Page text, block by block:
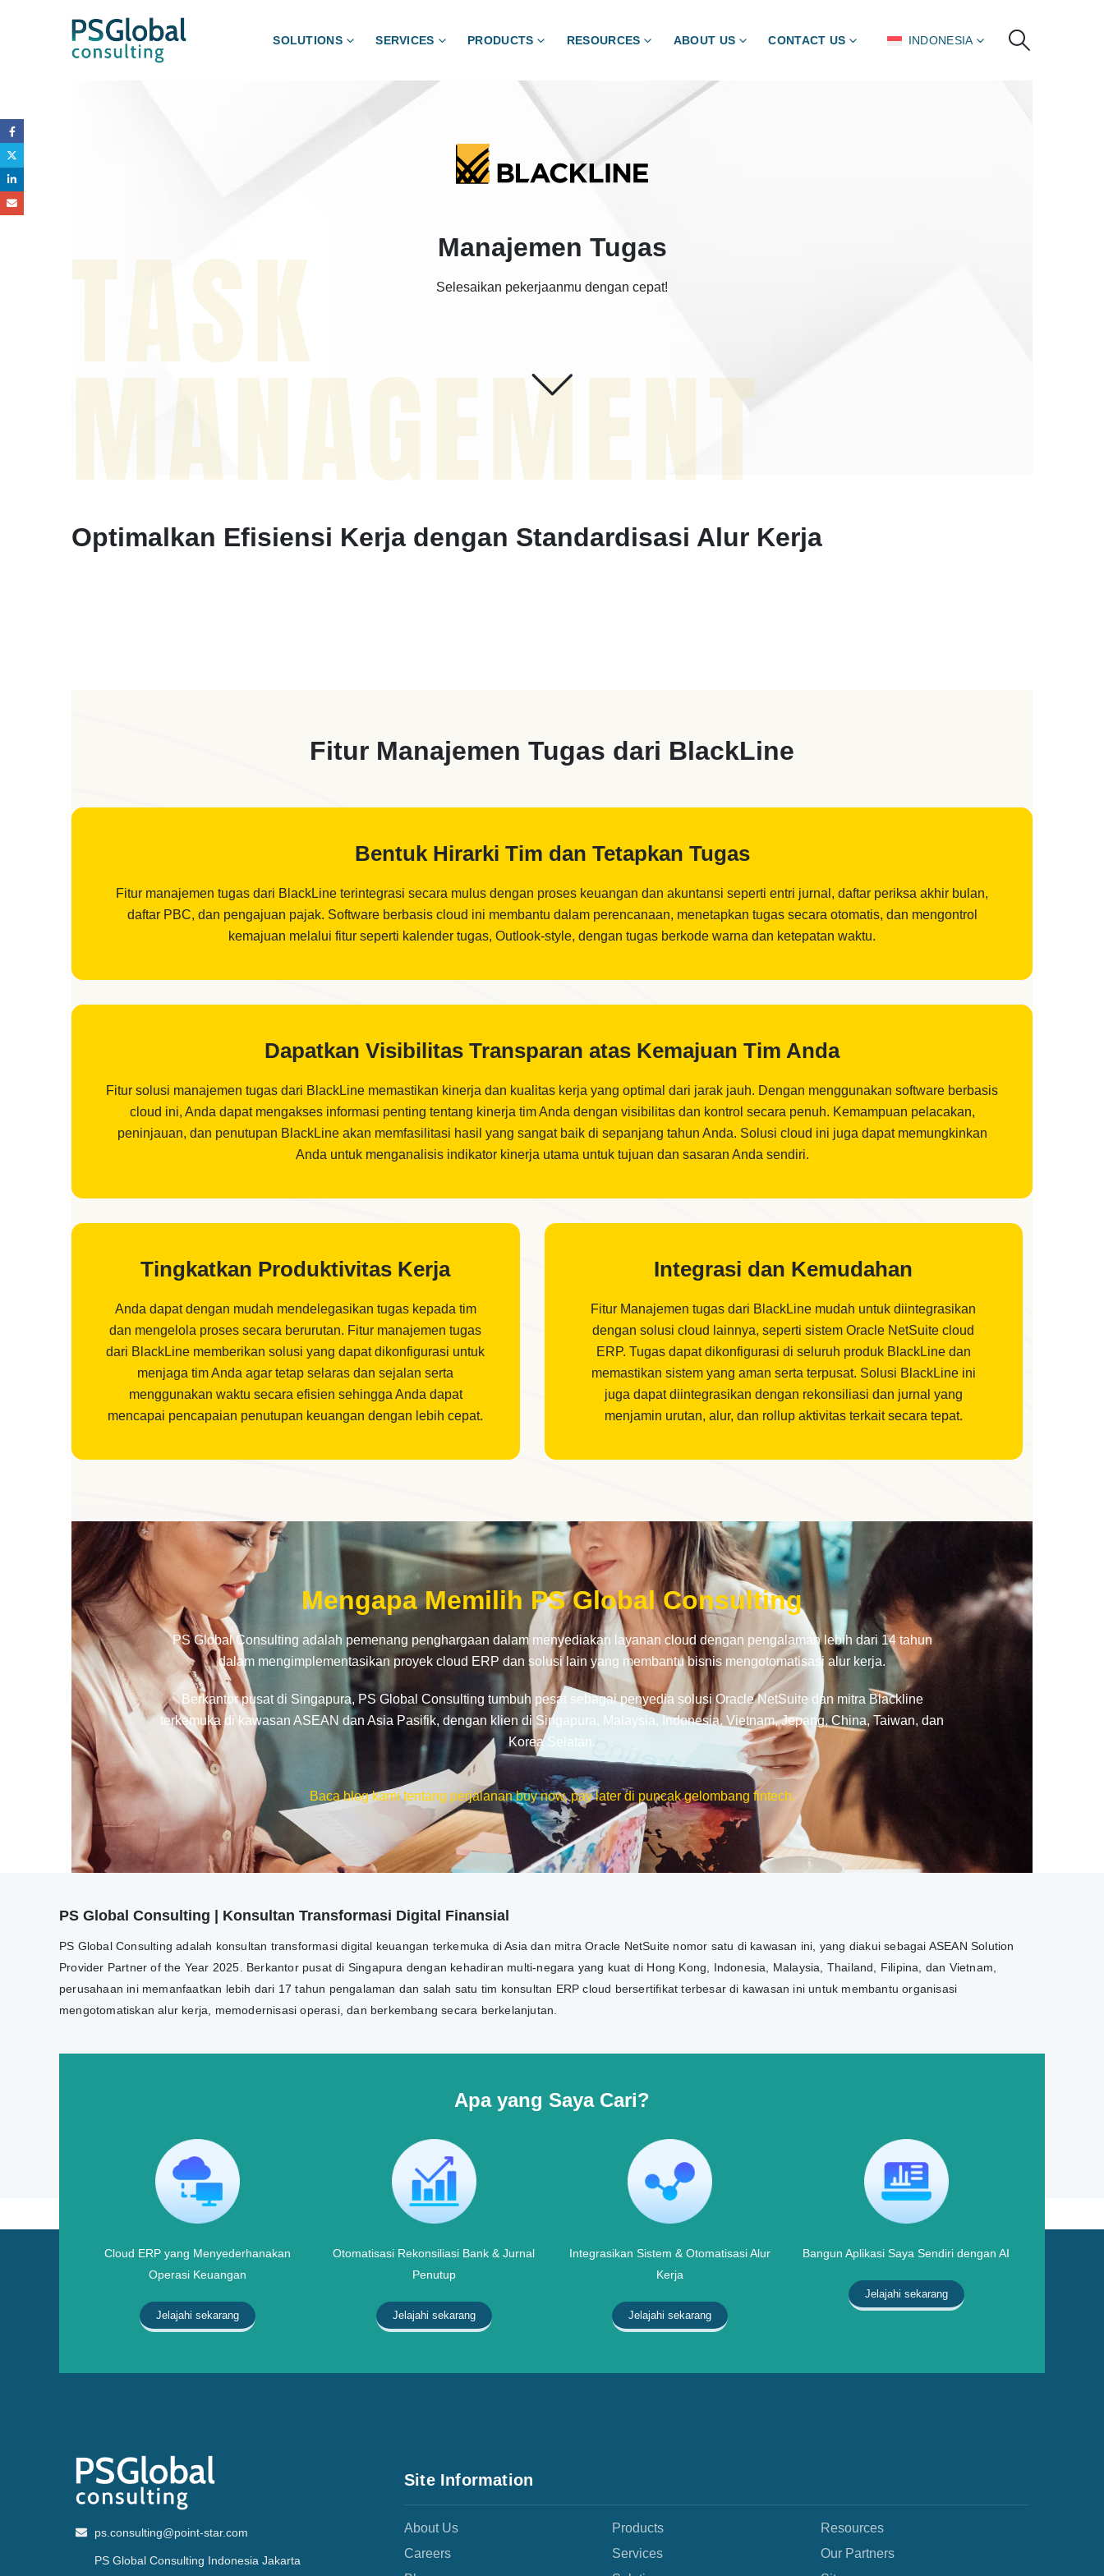
SOLUTIONS SERVICES PRODUCTS RESOURCES ABOUT US CONTACT US INDONESIA
Manajemen Tugas
Selesaikan pekerjaanmu dengan cepat!
Optimalkan Efisiensi Kerja dengan Standardisasi Alur Kerja
TASK
MANAGEMENT
Fitur Manajemen Tugas dari BlackLine
Bentuk Hirarki Tim dan Tetapkan Tugas
Fitur manajemen tugas dari BlackLine terintegrasi secara mulus dengan proses keuangan dan akuntansi seperti entri jurnal, daftar periksa akhir bulan,
daftar PBC, dan pengajuan pajak. Software berbasis cloud ini membantu dalam perencanaan, menetapkan tugas secara otomatis, dan mengontrol
kemajuan melalui fitur seperti kalender tugas, Outlook-style, dengan tugas berkode warna dan ketepatan waktu.
Dapatkan Visibilitas Transparan atas Kemajuan Tim Anda
Fitur solusi manajemen tugas dari BlackLine memastikan kinerja dan kualitas kerja yang optimal dari jarak jauh. Dengan menggunakan software berbasis
cloud ini, Anda dapat mengakses informasi penting tentang kinerja tim Anda dengan visibilitas dan kontrol secara penuh. Kemampuan pelacakan,
peninjauan, dan penutupan BlackLine akan memfasilitasi hasil yang sangat baik di sepanjang tahun Anda. Solusi cloud ini juga dapat memungkinkan
Anda untuk menganalisis indikator kinerja utama untuk tujuan dan sasaran Anda sendiri.
Tingkatkan Produktivitas Kerja
Anda dapat dengan mudah mendelegasikan tugas kepada tim
dan mengelola proses secara berurutan. Fitur manajemen tugas
dari BlackLine memberikan solusi yang dapat dikonfigurasi untuk
menjaga tim Anda agar tetap selaras dan sejalan serta
menggunakan waktu secara efisien sehingga Anda dapat
mencapai pencapaian penutupan keuangan dengan lebih cepat.
Integrasi dan Kemudahan
Fitur Manajemen tugas dari BlackLine mudah untuk diintegrasikan
dengan solusi cloud lainnya, seperti sistem Oracle NetSuite cloud
ERP. Tugas dapat dikonfigurasi di seluruh produk BlackLine dan
memastikan sistem yang aman serta terpusat. Solusi BlackLine ini
juga dapat diintegrasikan dengan rekonsiliasi dan jurnal yang
menjamin urutan, alur, dan rollup aktivitas terkait secara tepat.
Mengapa Memilih PS Global Consulting
PS Global Consulting adalah pemenang penghargaan dalam menyediakan layanan cloud dengan pengalaman lebih dari 14 tahun
dalam mengimplementasikan proyek cloud ERP dan solusi lain yang membantu bisnis mengotomatisasi alur kerja.
Berkantor pusat di Singapura, PS Global Consulting tumbuh pesat sebagai penyedia solusi Oracle NetSuite dan mitra Blackline
terkemuka di kawasan ASEAN dan Asia Pasifik, dengan klien di Singapura, Malaysia, Indonesia, Vietnam, Jepang, China, Taiwan, dan
Korea Selatan.
Baca blog kami tentang perjalanan buy now, pay later di puncak gelombang fintech.
PS Global Consulting | Konsultan Transformasi Digital Finansial
PS Global Consulting adalah konsultan transformasi digital keuangan terkemuka di Asia dan mitra Oracle NetSuite nomor satu di kawasan ini, yang diakui sebagai ASEAN Solution
Provider Partner of the Year 2025. Berkantor pusat di Singapura dengan kehadiran multi-negara yang kuat di Hong Kong, Indonesia, Malaysia, Thailand, Filipina, dan Vietnam,
perusahaan ini memanfaatkan lebih dari 17 tahun pengalaman dan salah satu tim konsultan ERP cloud bersertifikat terbesar di kawasan ini untuk membantu organisasi
mengotomatiskan alur kerja, memodernisasi operasi, dan berkembang secara berkelanjutan.
Apa yang Saya Cari?
Cloud ERP yang Menyederhanakan
Operasi Keuangan
Jelajahi sekarang
Otomatisasi Rekonsiliasi Bank & Jurnal
Penutup
Jelajahi sekarang
Integrasikan Sistem & Otomatisasi Alur
Kerja
Jelajahi sekarang
Bangun Aplikasi Saya Sendiri dengan AI
Jelajahi sekarang
ps.consulting@point-star.com
PS Global Consulting Indonesia Jakarta
Site Information
About Us
Careers
Products
Services
Resources
Our Partners